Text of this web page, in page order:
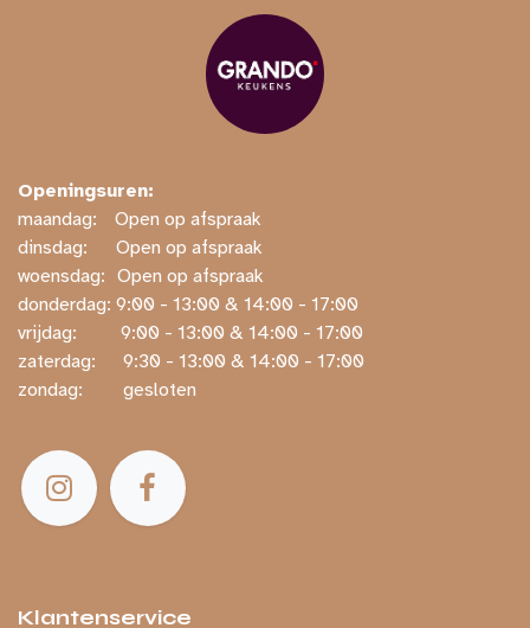
Openingsuren:
maandag:
​​Open op afspraak
dinsdag:
​Open op afspraak
woensdag: ​Open op afspraak
donderdag: ​9:00 - 13:00 & 14:00 - 17:00
vrijdag:
​ ​9:00 - 13:00 & 14:00 - 17:00
zaterdag:
​ ​9:30 - 13:00 & 14:00 - 17:00
zondag:
​ gesloten
Klantenservice